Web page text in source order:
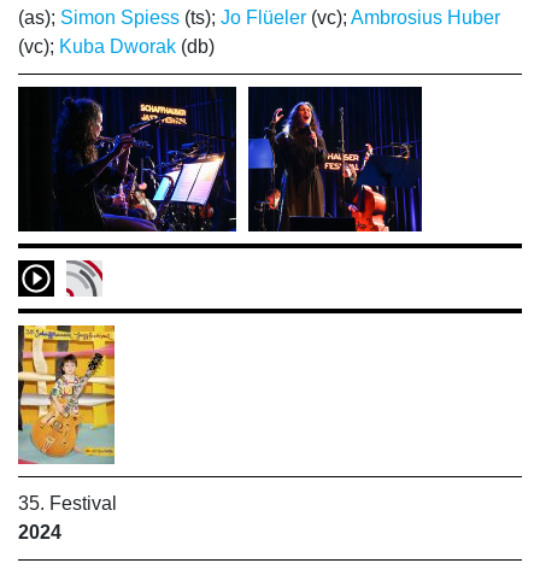
(as); Simon Spiess (ts); Jo Flüeler (vc); Ambrosius Huber
(vc); Kuba Dworak (db)
35. Festival
2024